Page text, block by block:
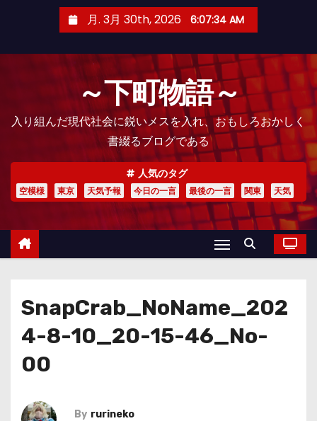
月. 3月 30th, 2026 6:07:35 AM
～下町物語～
入り組んだ現代社会に鋭いメスを入れ、おもしろおかしく
書綴るブログである
人気のタグ
空模様 東京 天気予報 今日の一言 最後の一言 関東 天気
SnapCrab_NoName_202
4-8-10_20-15-46_No-
00
By rurineko